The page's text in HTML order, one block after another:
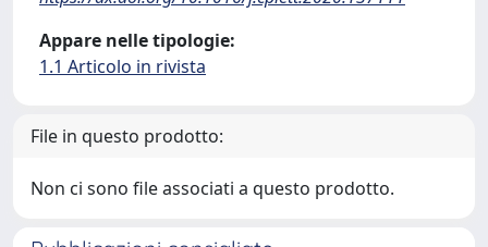
Appare nelle tipologie:
1.1 Articolo in rivista
File in questo prodotto:
Non ci sono file associati a questo prodotto.